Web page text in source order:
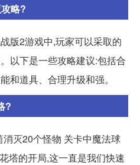
略?
版2游戏中,玩家可以采取的
以下是一些攻略建议:包括合
和道具、合理升级和强。
?
灭20个怪物 关卡中魔法球
塔的开局,这一直是我们快速